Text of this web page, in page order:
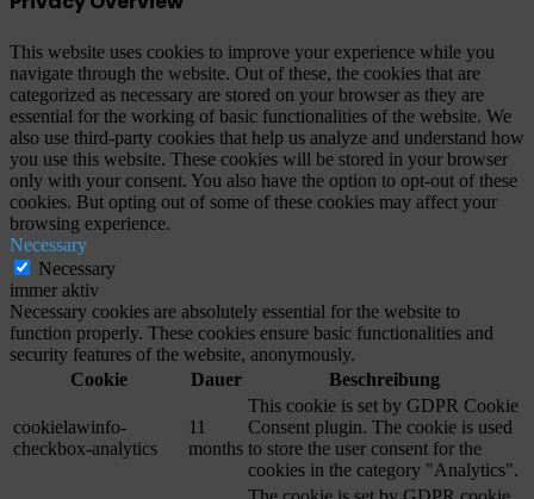
This website uses cookies to improve your experience while you
navigate through the website. Out of these, the cookies that are
categorized as necessary are stored on your browser as they are
essential for the working of basic functionalities of the website. We
also use third-party cookies that help us analyze and understand how
you use this website. These cookies will be stored in your browser
only with your consent. You also have the option to opt-out of these
cookies. But opting out of some of these cookies may affect your
browsing experience.
Necessary
Necessary
immer aktiv
Necessary cookies are absolutely essential for the website to
function properly. These cookies ensure basic functionalities and
security features of the website, anonymously.
Cookie
Dauer Beschreibung
cookielawinfo-
checkbox-analytics
11
months
This cookie is set by GDPR Cookie
Consent plugin. The cookie is used
to store the user consent for the
cookies in the category "Analytics".